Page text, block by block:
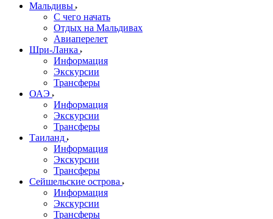
Мальдивы
С чего начать
Отдых на Мальдивах
Авиаперелет
Шри-Ланка
Информация
Экскурсии
Трансферы
ОАЭ
Информация
Экскурсии
Трансферы
Таиланд
Информация
Экскурсии
Трансферы
Сейшельские острова
Информация
Экскурсии
Трансферы